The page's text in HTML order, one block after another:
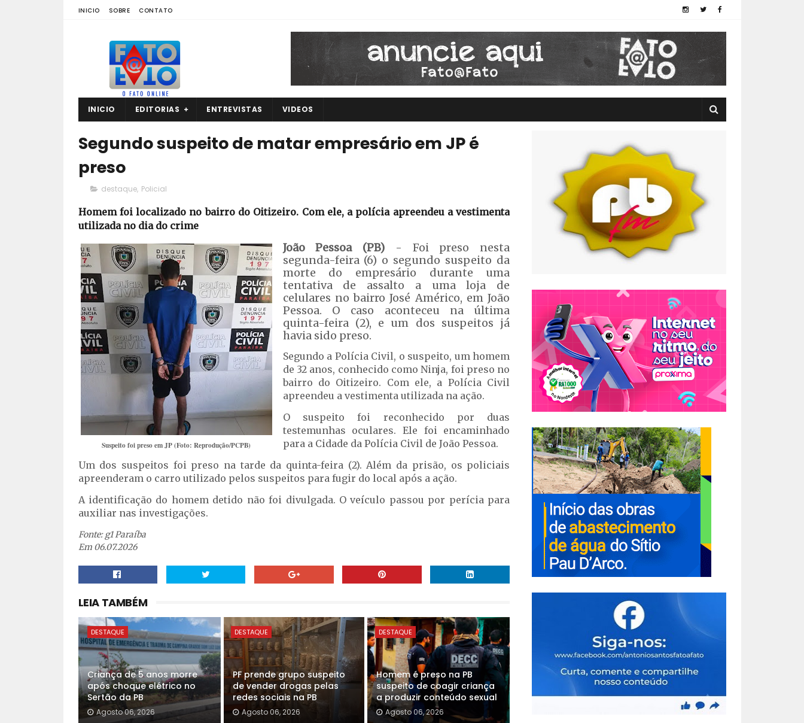
INICIO SOBRE CONTATO
INICIO EDITORIAS ENTREVISTAS VIDEOS
Segundo suspeito de matar empresário em JP é
preso
destaque, Policial
Homem foi localizado no bairro do Oitizeiro. Com ele, a polícia apreendeu a vestimenta
utilizada no dia do crime
Suspeito foi preso em JP (Foto: Reprodução/PCPB)
João Pessoa (PB) - Foi preso nesta
segunda-feira (6) o segundo suspeito da
morte do empresário durante uma
tentativa de assalto a uma loja de
celulares no bairro José Américo, em João
Pessoa. O caso aconteceu na última
quinta-feira (2), e um dos suspeitos já
havia sido preso.
Segundo a Polícia Civil, o suspeito, um homem
de 32 anos, conhecido como Ninja, foi preso no
bairro do Oitizeiro. Com ele, a Polícia Civil
apreendeu a vestimenta utilizada na ação.
O suspeito foi reconhecido por duas
testemunhas oculares. Ele foi encaminhado
para a Cidade da Polícia Civil de João Pessoa.
Um dos suspeitos foi preso na tarde da quinta-feira (2). Além da prisão, os policiais
apreenderam o carro utilizado pelos suspeitos para fugir do local após a ação.
A identificação do homem detido não foi divulgada. O veículo passou por perícia para
auxiliar nas investigações.
Fonte: g1 Paraíba
Em 06.07.2026
LEIA TAMBÉM
DESTAQUE
Criança de 5 anos morre
após choque elétrico no
Sertão da PB
Agosto 06, 2026
DESTAQUE
PF prende grupo suspeito
de vender drogas pelas
redes sociais na PB
Agosto 06, 2026
DESTAQUE
Homem é preso na PB
suspeito de coagir criança
a produzir conteúdo sexual
Agosto 06, 2026